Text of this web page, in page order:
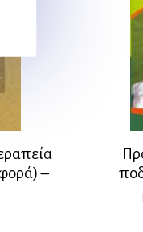
–